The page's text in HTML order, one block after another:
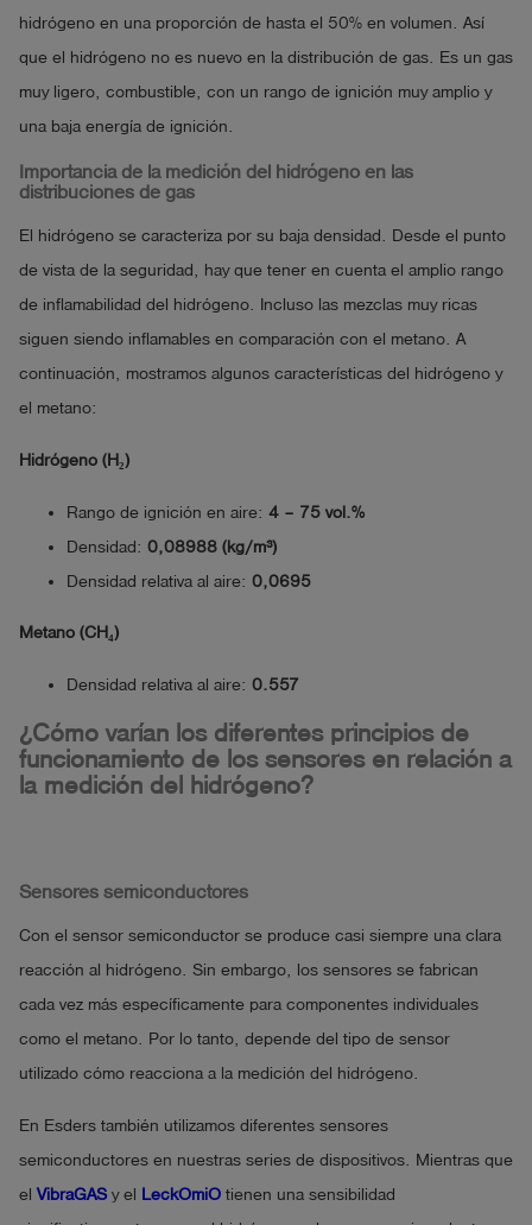
hidrógeno en una proporción de hasta el 50% en volumen. Así
que el hidrógeno no es nuevo en la distribución de gas. Es un gas
muy ligero, combustible, con un rango de ignición muy amplio y
una baja energía de ignición.
Importancia de la medición del hidrógeno en las
distribuciones de gas
El hidrógeno se caracteriza por su baja densidad. Desde el punto
de vista de la seguridad, hay que tener en cuenta el amplio rango
de inflamabilidad del hidrógeno. Incluso las mezclas muy ricas
siguen siendo inflamables en comparación con el metano. A
continuación, mostramos algunos características del hidrógeno y
el metano:
Hidrógeno (H₂)
Rango de ignición en aire: 4 – 75 vol.%
Densidad: 0,08988 (kg/m³)
Densidad relativa al aire: 0,0695
Metano (CH₄)
Densidad relativa al aire: 0.557
¿Cómo varían los diferentes principios de
funcionamiento de los sensores en relación a
la medición del hidrógeno?
Sensores semiconductores
Con el sensor semiconductor se produce casi siempre una clara
reacción al hidrógeno. Sin embargo, los sensores se fabrican
cada vez más específicamente para componentes individuales
como el metano. Por lo tanto, depende del tipo de sensor
utilizado cómo reacciona a la medición del hidrógeno.
En Esders también utilizamos diferentes sensores
semiconductores en nuestras series de dispositivos. Mientras que
el VibraGAS y el LeckOmiO tienen una sensibilidad